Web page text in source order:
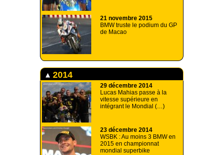
21 novembre 2015
BMW truste le podium du GP
de Macao
2014
29 décembre 2014
Lucas Mahias passe à la
vitesse supérieure en
intégrant le Mondial (…)
23 décembre 2014
WSBK : Au moins 3 BMW en
2015 en championnat
mondial superbike